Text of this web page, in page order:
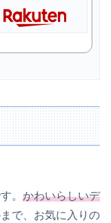
。 かわいらしいデ
で、お気に入りの